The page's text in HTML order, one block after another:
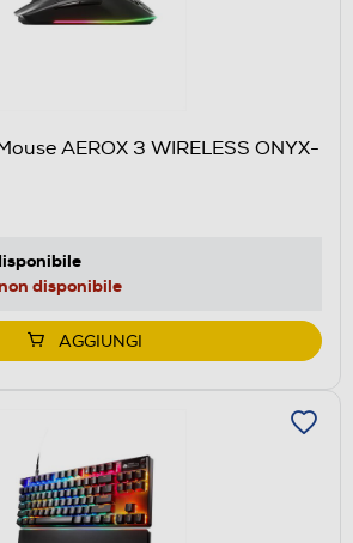
AEROX 3 WIRELESS ONYX-
disponibile
AGGIUNGI